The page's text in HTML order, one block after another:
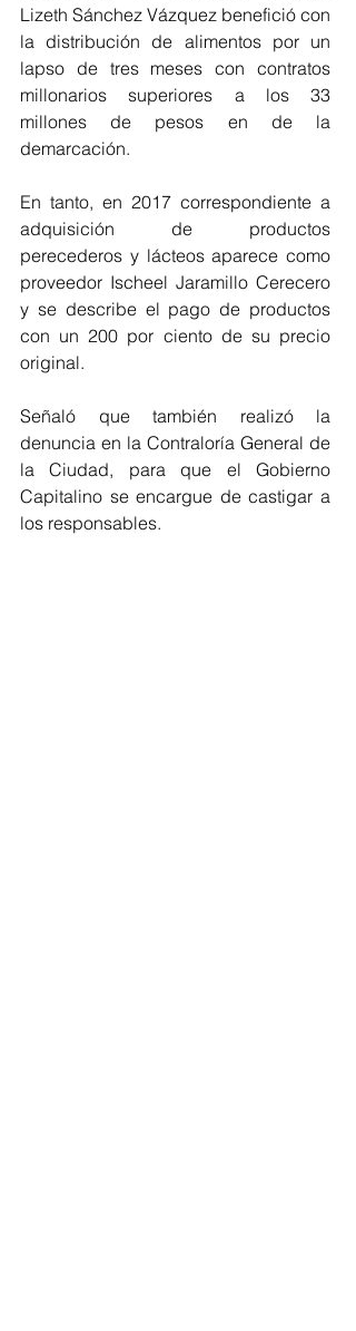
Lizeth Sánchez Vázquez benefició con
la distribución de alimentos por un
lapso de tres meses con contratos
millonarios superiores a los 33
millones de pesos en de la
demarcación.
En tanto, en 2017 correspondiente a
adquisición de productos
perecederos y lácteos aparece como
proveedor Ischeel Jaramillo Cerecero
y se describe el pago de productos
con un 200 por ciento de su precio
original.
Señaló que también realizó la
denuncia en la Contraloría General de
la Ciudad, para que el Gobierno
Capitalino se encargue de castigar a
los responsables.